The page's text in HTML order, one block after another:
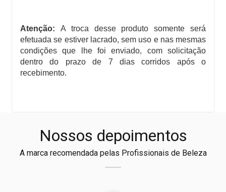
Atenção: A troca desse produto somente será
efetuada se estiver lacrado, sem uso e nas mesmas
condições que lhe foi enviado, com solicitação
dentro do prazo de 7 dias corridos após o
recebimento.
Nossos depoimentos
A marca recomendada pelas Profissionais de Beleza